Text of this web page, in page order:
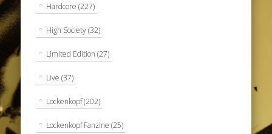
Hardcore (227)
High Society(32)
Limited Edition (27)
Live (37)
Lockenkopf(202)
Lockenkopf Fanzine (25)